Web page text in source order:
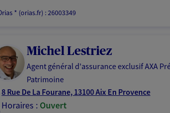
* (orias.fr) : 26003349
Michel Lestriez
Agent général d'assurance exclusif AXA
Patrimoine
8 Rue De La Fourane, 13100 Aix En Provence
Horaires : Ouvert